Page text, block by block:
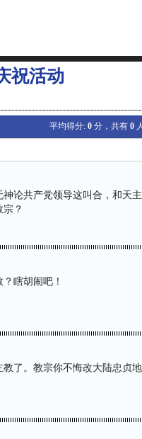
祝活动
平均得分: 0 分，共有 0
论共产党领导这叫合，和天
？
瞎胡闹吧！
了。教宗你不悔改大陆忠贞地